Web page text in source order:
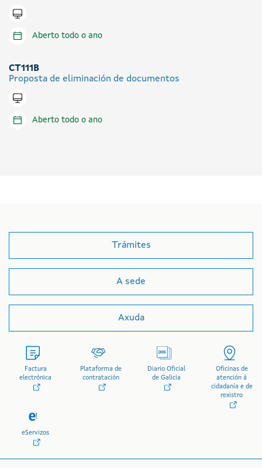
Tramitar en liña
Aberto todo o ano
CT111B
Proposta de eliminación de documentos
Tramitar en liña
Aberto todo o ano
Trámites
A sede
Axuda
Factura
electrónica
Plataforma de
contratación
Diario Oficial
de Galicia
Oficinas de
atención á
cidadanía e de
rexistro
eServizos